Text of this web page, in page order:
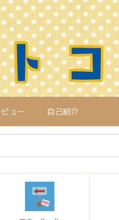
ュー 自己紹介